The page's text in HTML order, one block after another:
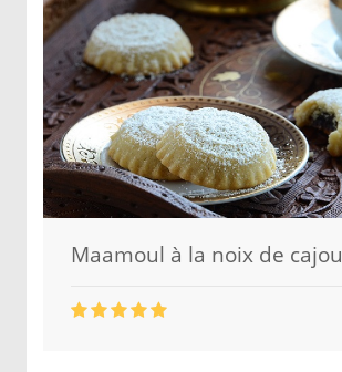
Maamoul à la noix de cajou